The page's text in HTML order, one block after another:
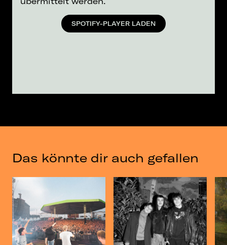
SPOTIFY-PLAYER LADEN
Das könnte dir auch gefallen